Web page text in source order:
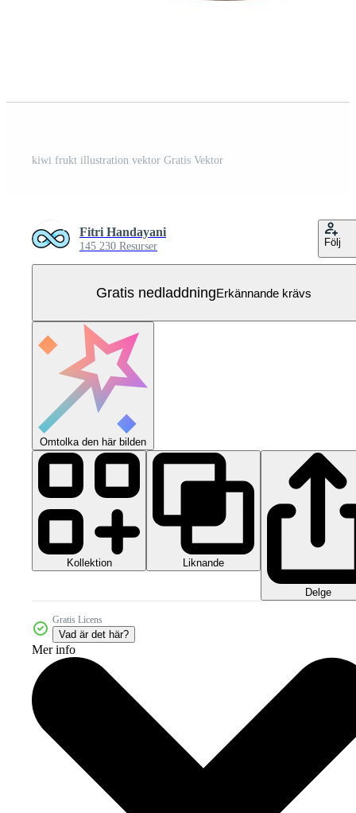
kiwi frukt illustration vektor Gratis Vektor
Fitri Handayani
145 230 Resurser Följ
Gratis nedladdningErkännande krävs
Omtolka den här bilden
Kollektion Liknande
Delge
Gratis Licens
Vad är det här?
Mer info